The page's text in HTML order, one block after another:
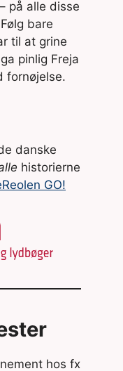
på alle disse
bare
til at grine
pinlig Freja
fornøjelse.
danske
historierne
GO!
hos fx